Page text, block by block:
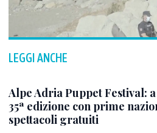
LEGGI ANCHE
Alpe Adria Puppet Festival:
35ª edizione con prime
spettacoli gratuiti